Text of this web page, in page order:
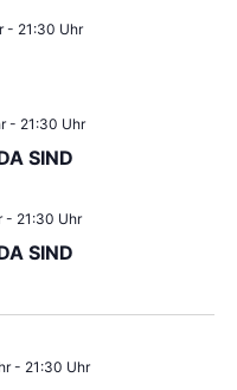
- 21:30 Uhr
SIND
- 21:30 Uhr
SIND
- 21:30 Uhr
- 21:30 Uhr